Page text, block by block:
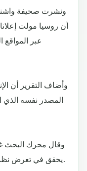
ونشرت صحيفة
أن روسيا مولت
عبر المواقع
وأضاف التقرير أن
المصدر نفسه
وقال محرك البحث
يحقق في تعرض نظمه الإليكترونية لاختراقات أو انتهاكات.